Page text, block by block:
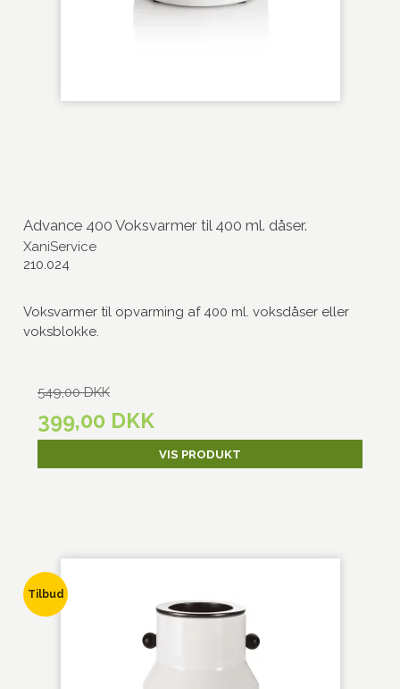
Advance 400 Voksvarmer til 400 ml. dåser.
XaniService
210.024
Voksvarmer til opvarming af 400 ml. voksdåser eller
voksblokke.
549,00 DKK
399,00 DKK
VIS PRODUKT
Tilbud